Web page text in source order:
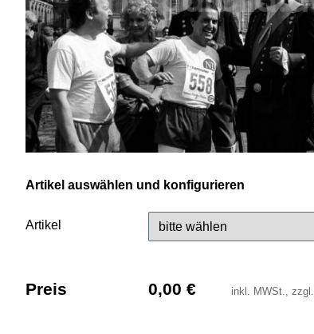
Artikel auswählen und konfigurieren
Artikel
Preis 0,00 € inkl. MWSt., zzgl.